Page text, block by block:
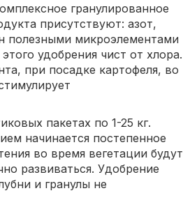
гранулированное
присутствуют: азот,
полезными микроэлементами
удобрения чист от хлора.
при посадке картофеля, во
пакетах по 1-25 кг.
начинается постепенное
во время вегетации будут
развиваться. Удобрение
и гранулы не